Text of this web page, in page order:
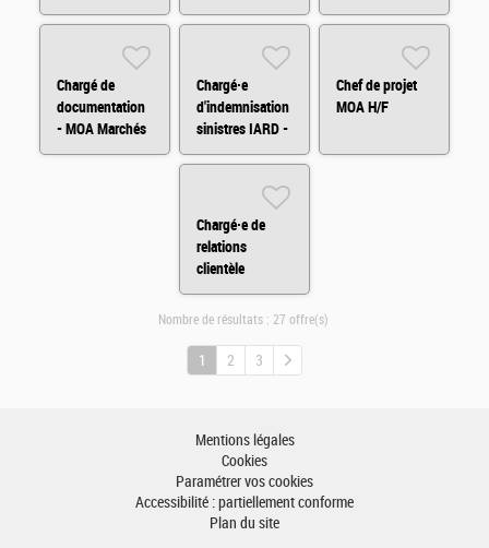
H/F
Chargé de
documentation
- MOA Marchés
Financiers H/F
Chargé·e
d'indemnisation
sinistres IARD -
CDD H/F
Chef de projet
MOA H/F
Chargé·e de
relations
clientèle
Assurances en
BtoB (CDD) H/F
Nombre de résultats : 27 offre(s)
1 2 3
Mentions légales
Cookies
Paramétrer vos cookies
Accessibilité : partiellement conforme
Plan du site